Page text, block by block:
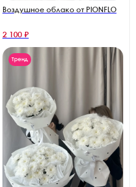
Воздушное облако от PIONFLO
2 100 ₽
Тренд